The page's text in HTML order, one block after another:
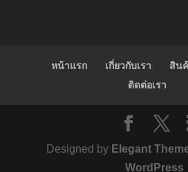
หน้าแรก เกี่ยวกับเรา สิน
ติดต่อเรา
Designed by Elegant
WordPress